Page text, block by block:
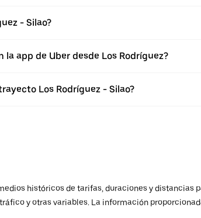
- Silao?
app de Uber desde Los Rodríguez?
Los Rodríguez - Silao?
históricos de tarifas, duraciones y distancias
y otras variables. La información